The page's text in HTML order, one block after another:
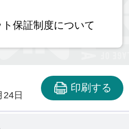
保証制度について
24日
印刷する